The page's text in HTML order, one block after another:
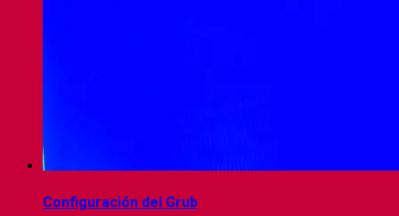
Configuración del Grub